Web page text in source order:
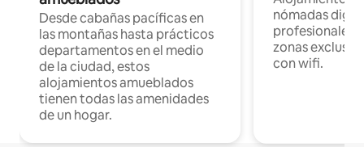
Desde cabañas pacíficas en
las montañas hasta prácticos
departamentos en el medio
de la ciudad, estos
alojamientos amueblados
tienen todas las amenidades
de un hogar.
nómadas
profesionales
zonas
con wifi.